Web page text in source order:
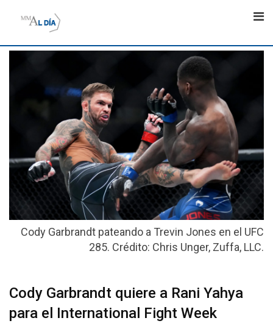
Cody Garbrandt pateando a Trevin Jones en el UFC
285. Crédito: Chris Unger, Zuffa, LLC.
Cody Garbrandt quiere a Rani Yahya
para el International Fight Week